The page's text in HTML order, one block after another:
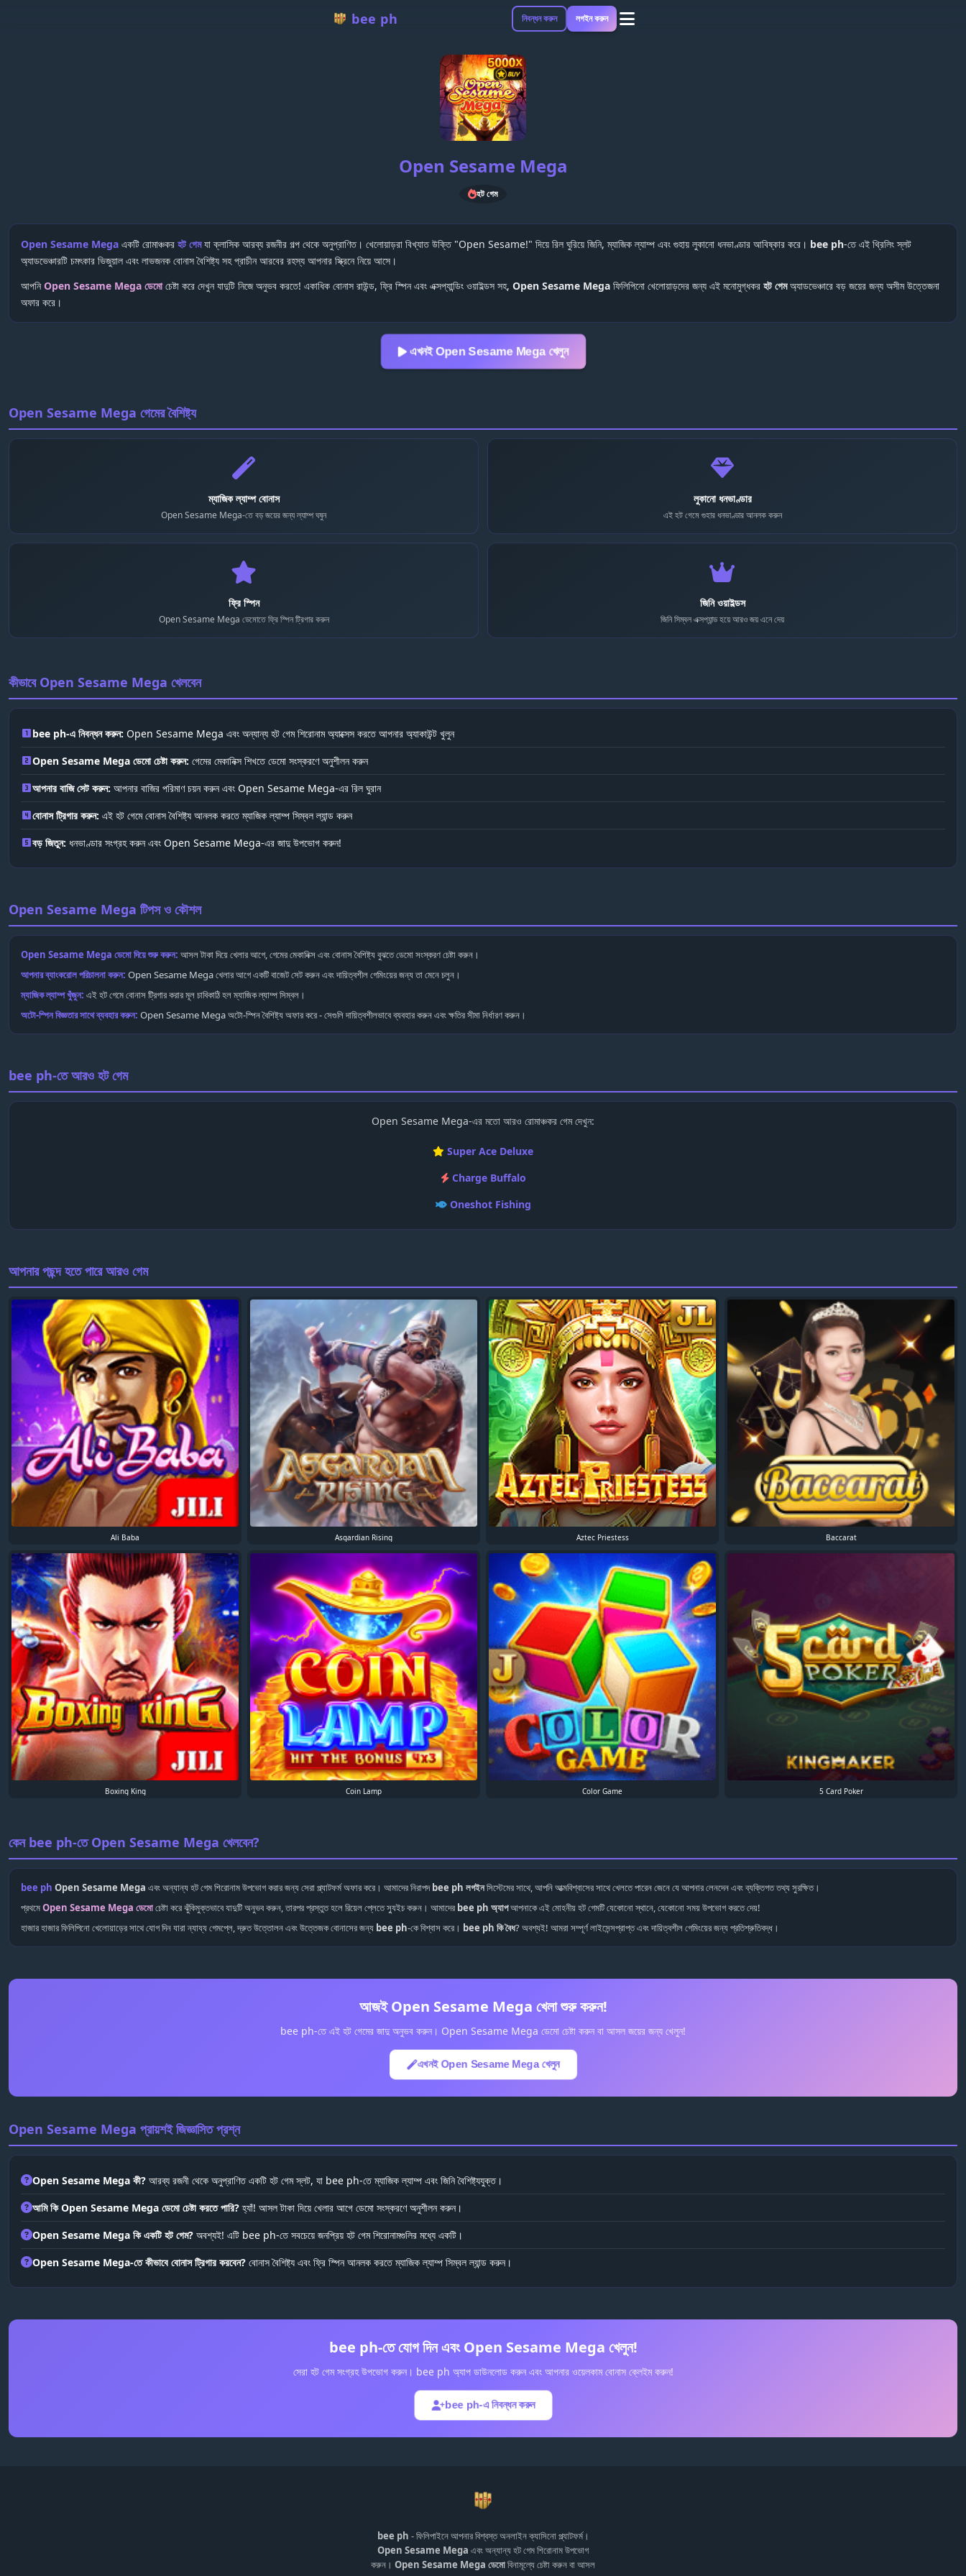
bee ph নিবন্ধন করুন লগইন করুন
Open Sesame Mega
হট গেম
Open Sesame Mega একটি রোমাঞ্চকর হট গেমযা ক্লাসিক আরব্য রজনীর গল্প থেকে অনুপ্রাণিত। খেলোয়াড়রা বিখ্যাত উক্তি "Open Sesame!" দিয়ে রিল ঘুরিয়ে জিনি, ম্যাজিক ল্যাম্প এবং গুহায় লুকানো ধনভাণ্ডার আবিষ্কার করে। bee ph-তে এই থ্রিলিং স্লট
অ্যাডভেঞ্চারটি চমৎকার ভিজুয়াল এবং লাভজনক বোনাস বৈশিষ্ট্য সহ প্রাচীন আরবের রহস্য আপনার স্ক্রিনে নিয়ে আসে।
আপনিOpen Sesame Mega ডেমোচেষ্টা করে দেখুন যাদুটি নিজে অনুভব করতে! একাধিক বোনাস রাউন্ড, ফ্রি স্পিন এবং এক্সপ্যান্ডিং ওয়াইল্ডস সহ, Open Sesame Mega ফিলিপিনো খেলোয়াড়দের জন্য এই মনোমুগ্ধকর হট গেমঅ্যাডভেঞ্চারে বড় জয়ের জন্য অসীম উত্তেজনা
অফার করে।
এখনই Open Sesame Mega খেলুন
Open Sesame Mega গেমের বৈশিষ্ট্য
ম্যাজিক ল্যাম্প বোনাস
Open Sesame Mega-তে বড় জয়ের জন্য ল্যাম্প ঘষুন
লুকানো ধনভাণ্ডার
এই হট গেমে গুহার ধনভাণ্ডার আনলক করুন
ফ্রি স্পিন
Open Sesame Mega ডেমোতে ফ্রি স্পিন ট্রিগার করুন
জিনি ওয়াইল্ডস
জিনি সিম্বল এক্সপ্যান্ড হয়ে আরও জয় এনে দেয়
কীভাবে Open Sesame Mega খেলবেন
looks_onebee ph-এ নিবন্ধন করুন: Open Sesame Mega এবং অন্যান্য হট গেম শিরোনাম অ্যাক্সেস করতে আপনার অ্যাকাউন্ট খুলুন
looks_twoOpen Sesame Mega ডেমো চেষ্টা করুন: গেমের মেকানিক্স শিখতে ডেমো সংস্করণে অনুশীলন করুন
looks_3আপনার বাজি সেট করুন: আপনার বাজির পরিমাণ চয়ন করুন এবং Open Sesame Mega-এর রিল ঘুরান
looks_4বোনাস ট্রিগার করুন: এই হট গেমে বোনাস বৈশিষ্ট্য আনলক করতে ম্যাজিক ল্যাম্প সিম্বল ল্যান্ড করুন
looks_5বড় জিতুন: ধনভাণ্ডার সংগ্রহ করুন এবং Open Sesame Mega-এর জাদু উপভোগ করুন!
Open Sesame Mega টিপস ও কৌশল
Open Sesame Mega ডেমো দিয়ে শুরু করুন: আসল টাকা দিয়ে খেলার আগে, গেমের মেকানিক্স এবং বোনাস বৈশিষ্ট্য বুঝতে ডেমো সংস্করণ চেষ্টা করুন।
আপনার ব্যাংকরোল পরিচালনা করুন: Open Sesame Mega খেলার আগে একটি বাজেট সেট করুন এবং দায়িত্বশীল গেমিংয়ের জন্য তা মেনে চলুন।
ম্যাজিক ল্যাম্প খুঁজুন: এই হট গেমে বোনাস ট্রিগার করার মূল চাবিকাঠি হল ম্যাজিক ল্যাম্প সিম্বল।
অটো-স্পিন বিজ্ঞতার সাথে ব্যবহার করুন: Open Sesame Mega অটো-স্পিন বৈশিষ্ট্য অফার করে - সেগুলি দায়িত্বশীলভাবে ব্যবহার করুন এবং ক্ষতির সীমা নির্ধারণ করুন।
bee ph-তে আরও হট গেম
Open Sesame Mega-এর মতো আরও রোমাঞ্চকর গেম দেখুন:
Super Ace Deluxe
Charge Buffalo
Oneshot Fishing
আপনার পছন্দ হতে পারে আরও গেম
Ali Baba Asgardian Rising Aztec Priestess Baccarat
Boxing King Coin Lamp Color Game 5 Card Poker
কেন bee ph-তে Open Sesame Mega খেলবেন?
bee ph Open Sesame Mega এবং অন্যান্য হট গেম শিরোনাম উপভোগ করার জন্য সেরা প্ল্যাটফর্ম অফার করে। আমাদের নিরাপদbee ph লগইনসিস্টেমের সাথে, আপনি আত্মবিশ্বাসের সাথে খেলতে পারেন জেনে যে আপনার লেনদেন এবং ব্যক্তিগত তথ্য সুরক্ষিত।
প্রথমেOpen Sesame Mega ডেমোচেষ্টা করে ঝুঁকিমুক্তভাবে যাদুটি অনুভব করুন, তারপর প্রস্তুত হলে রিয়েল প্লেতে স্যুইচ করুন। আমাদের bee ph অ্যাপআপনাকে এই মোহনীয় হট গেমটি যেকোনো স্থানে, যেকোনো সময় উপভোগ করতে দেয়!
হাজার হাজার ফিলিপিনো খেলোয়াড়ের সাথে যোগ দিন যারা ন্যায্য গেমপ্লে, দ্রুত উত্তোলন এবং উত্তেজক বোনাসের জন্য bee ph-কে বিশ্বাস করে। bee ph কি বৈধ? অবশ্যই! আমরা সম্পূর্ণ লাইসেন্সপ্রাপ্ত এবং দায়িত্বশীল গেমিংয়ের জন্য প্রতিশ্রুতিবদ্ধ।
আজই Open Sesame Mega খেলা শুরু করুন!
bee ph-তে এই হট গেমের জাদু অনুভব করুন। Open Sesame Mega ডেমো চেষ্টা করুন বা আসল জয়ের জন্য খেলুন!
এখনই Open Sesame Mega খেলুন
Open Sesame Mega প্রায়শই জিজ্ঞাসিত প্রশ্ন
Open Sesame Mega কী? আরব্য রজনী থেকে অনুপ্রাণিত একটি হট গেম স্লট, যা bee ph-তে ম্যাজিক ল্যাম্প এবং জিনি বৈশিষ্ট্যযুক্ত।
আমি কি Open Sesame Mega ডেমো চেষ্টা করতে পারি?হ্যাঁ! আসল টাকা দিয়ে খেলার আগে ডেমো সংস্করণে অনুশীলন করুন।
Open Sesame Mega কি একটি হট গেম? অবশ্যই! এটি bee ph-তে সবচেয়ে জনপ্রিয় হট গেম শিরোনামগুলির মধ্যে একটি।
Open Sesame Mega-তে কীভাবে বোনাস ট্রিগার করবেন? বোনাস বৈশিষ্ট্য এবং ফ্রি স্পিন আনলক করতে ম্যাজিক ল্যাম্প সিম্বল ল্যান্ড করুন।
bee ph-তে যোগ দিন এবং Open Sesame Mega খেলুন!
সেরা হট গেম সংগ্রহ উপভোগ করুন। bee ph অ্যাপ ডাউনলোড করুন এবং আপনার ওয়েলকাম বোনাস ক্লেইম করুন!
bee ph-এ নিবন্ধন করুন
bee ph - ফিলিপাইনে আপনার বিশ্বস্ত অনলাইন ক্যাসিনো প্ল্যাটফর্ম।
Open Sesame Mega এবং অন্যান্য হট গেম শিরোনাম উপভোগ
করুন। Open Sesame Mega ডেমোবিনামূল্যে চেষ্টা করুন বা আসল